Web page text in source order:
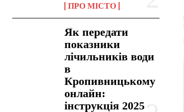
ПРО МІСТО
Як передати
показники
лічильників води
в
Кропивницькому
онлайн:
інструкція 2025